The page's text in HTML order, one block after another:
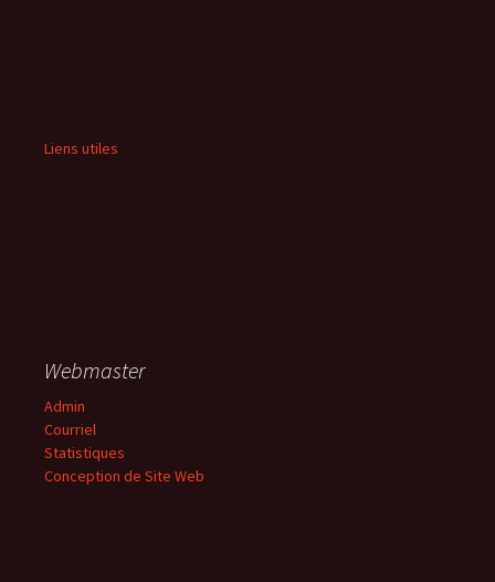
Liens utiles
Webmaster
Admin
Courriel
Statistiques
Conception de Site Web